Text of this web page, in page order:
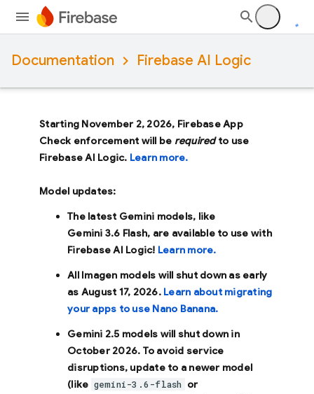
Documentation Firebase AI Logic
Starting November 2, 2026, Firebase App
Check enforcement will be requiredto use
Firebase AI Logic. Learn more.
Model updates:
The latest Gemini models, like
Gemini 3.6 Flash, are available to use with
Firebase AI Logic! Learn more.
All Imagen models will shut down as early
as August 17, 2026. Learn about migrating
your apps to use Nano Banana.
Gemini 2.5 models will shut down in
October 2026. To avoid service
disruptions, update to a newer model
(like gemini-3.6-flash or